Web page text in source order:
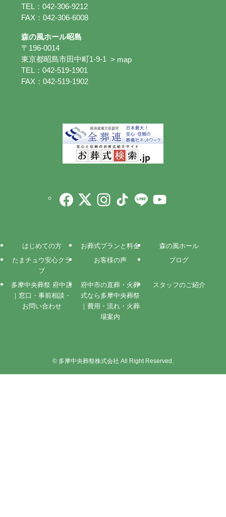
TEL：042-306-9212
FAX：042-306-6008
森の風ホール昭島
〒196-0014
東京都昭島市田中町1-9-1
> map
TEL：042-519-1901
FAX：042-519-1902
はじめての方 お葬式プランと料金
森の風ホール
たまチュウ安心クラ
ブ
お客様の声 ブログ
多摩中央葬祭 府中店
｜窓口・事前相談・
お問い合わせ
府中市の直葬・火葬
式なら多摩中央葬祭
｜費用・流れ・火葬
場案内
スタッフのご紹介
© 多摩中央葬祭株式会社 All Right Reserved.